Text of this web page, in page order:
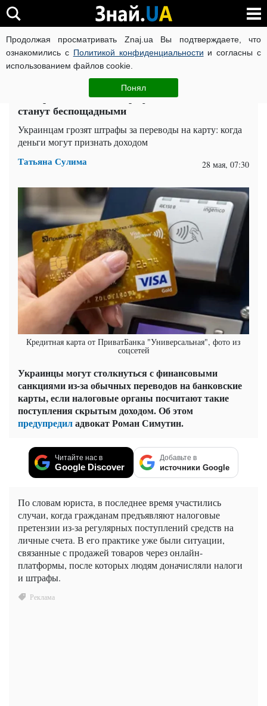
Продолжая просматривать Znaj.ua Вы подтверждаете, что
ознакомились с Политикой конфиденциальности и согласны с
использованием файлов cookie.
Понял
ВОЙНА РОССИИ ПРОТИВ УКРАИНЫ КОРОНАВИРУС В
ЧИТАТИ УКРАЇНСЬКОЮ
За перевод в 1000 – штраф 17000: наказания
станут беспощадными
Украинцам грозят штрафы за переводы на карту: когда
деньги могут признать доходом
Татьяна Сулима 28 мая, 07:30
Кредитная карта от ПриватБанка "Универсальная", фото из
соцсетей
Украинцы могут столкнуться с финансовыми
санкциями из-за обычных переводов на банковские
карты, если налоговые органы посчитают такие
поступления скрытым доходом. Об этом
предупредиладвокат Роман Симутин.
Читайте нас в
Google Discover
Добавьте в
источники Google
По словам юриста, в последнее время участились
случаи, когда гражданам предъявляют налоговые
претензии из-за регулярных поступлений средств на
личные счета. В его практике уже были ситуации,
связанные с продажей товаров через онлайн-
платформы, после которых людям доначисляли налоги
и штрафы.